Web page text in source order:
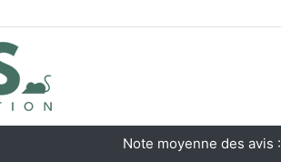
Note moyenne des avis :